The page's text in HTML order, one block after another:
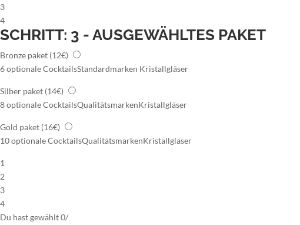
3
4
SCHRITT: 3 - AUSGEWÄHLTES PAKET
Bronze paket (12€)
6 optionale CocktailsStandardmarken Kristallgläser
Silber paket (14€)
8 optionale CocktailsQualitätsmarkenKristallgläser
Gold paket (16€)
10 optionale CocktailsQualitätsmarkenKristallgläser
1
2
3
4
Du hast gewählt0/